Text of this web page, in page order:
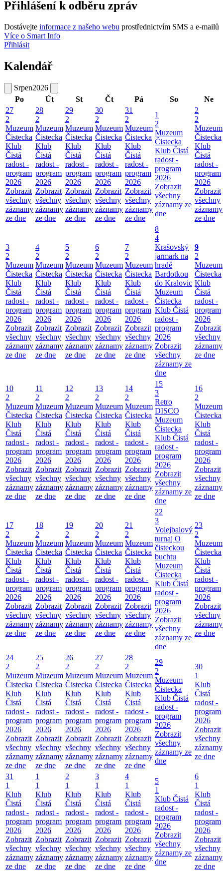
Přihlášení k odběru zpráv
Dostávejte informace z našeho webu prostřednictvím SMS a e-mailů
Více o Smart Info
Přihlásit
Kalendář
Srpen2026
Po
Út St Čt Pá So
Ne
27
2
Muzeum
Čistecka
Klub
Čistá
radost -
program
2026
Zobrazit
všechny
záznamy
ze dne
28
2
Muzeum
Čistecka
Klub
Čistá
radost -
program
2026
Zobrazit
všechny
záznamy
ze dne
29
2
Muzeum
Čistecka
Klub
Čistá
radost -
program
2026
Zobrazit
všechny
záznamy
ze dne
30
2
Muzeum
Čistecka
Klub
Čistá
radost -
program
2026
Zobrazit
všechny
záznamy
ze dne
31
2
Muzeum
Čistecka
Klub
Čistá
radost -
program
2026
Zobrazit
všechny
záznamy
ze dne
1
2
Muzeum
Čistecka
Klub Čistá
radost -
program
2026
Zobrazit
všechny
záznamy ze
dne
2
2
Muzeum
Čistecka
Klub
Čistá
radost -
program
2026
Zobrazit
všechny
záznamy
ze dne
3
2
Muzeum
Čistecka
Klub
Čistá
radost -
program
2026
Zobrazit
všechny
záznamy
ze dne
4
2
Muzeum
Čistecka
Klub
Čistá
radost -
program
2026
Zobrazit
všechny
záznamy
ze dne
5
2
Muzeum
Čistecka
Klub
Čistá
radost -
program
2026
Zobrazit
všechny
záznamy
ze dne
6
2
Muzeum
Čistecka
Klub
Čistá
radost -
program
2026
Zobrazit
všechny
záznamy
ze dne
7
2
Muzeum
Čistecka
Klub
Čistá
radost -
program
2026
Zobrazit
všechny
záznamy
ze dne
8
4
Krašovský
jarmark na
hradě
Bardotkou
do Kralovic
Muzeum
Čistecka
Klub Čistá
radost -
program
2026
Zobrazit
všechny
záznamy ze
dne
9
2
Muzeum
Čistecka
Klub
Čistá
radost -
program
2026
Zobrazit
všechny
záznamy
ze dne
10
2
Muzeum
Čistecka
Klub
Čistá
radost -
program
2026
Zobrazit
všechny
záznamy
ze dne
11
2
Muzeum
Čistecka
Klub
Čistá
radost -
program
2026
Zobrazit
všechny
záznamy
ze dne
12
2
Muzeum
Čistecka
Klub
Čistá
radost -
program
2026
Zobrazit
všechny
záznamy
ze dne
13
2
Muzeum
Čistecka
Klub
Čistá
radost -
program
2026
Zobrazit
všechny
záznamy
ze dne
14
2
Muzeum
Čistecka
Klub
Čistá
radost -
program
2026
Zobrazit
všechny
záznamy
ze dne
15
3
Retro
DISCO
Muzeum
Čistecka
Klub Čistá
radost -
program
2026
Zobrazit
všechny
záznamy ze
dne
16
2
Muzeum
Čistecka
Klub
Čistá
radost -
program
2026
Zobrazit
všechny
záznamy
ze dne
17
2
Muzeum
Čistecka
Klub
Čistá
radost -
program
2026
Zobrazit
všechny
záznamy
ze dne
18
2
Muzeum
Čistecka
Klub
Čistá
radost -
program
2026
Zobrazit
všechny
záznamy
ze dne
19
2
Muzeum
Čistecka
Klub
Čistá
radost -
program
2026
Zobrazit
všechny
záznamy
ze dne
20
2
Muzeum
Čistecka
Klub
Čistá
radost -
program
2026
Zobrazit
všechny
záznamy
ze dne
21
2
Muzeum
Čistecka
Klub
Čistá
radost -
program
2026
Zobrazit
všechny
záznamy
ze dne
22
3
Volejbalový
turnaj O
čisteckou
buchtu
Muzeum
Čistecka
Klub Čistá
radost -
program
2026
Zobrazit
všechny
záznamy ze
dne
23
2
Muzeum
Čistecka
Klub
Čistá
radost -
program
2026
Zobrazit
všechny
záznamy
ze dne
24
2
Muzeum
Čistecka
Klub
Čistá
radost -
program
2026
Zobrazit
všechny
záznamy
ze dne
25
2
Muzeum
Čistecka
Klub
Čistá
radost -
program
2026
Zobrazit
všechny
záznamy
ze dne
26
2
Muzeum
Čistecka
Klub
Čistá
radost -
program
2026
Zobrazit
všechny
záznamy
ze dne
27
2
Muzeum
Čistecka
Klub
Čistá
radost -
program
2026
Zobrazit
všechny
záznamy
ze dne
28
2
Muzeum
Čistecka
Klub
Čistá
radost -
program
2026
Zobrazit
všechny
záznamy
ze dne
29
2
Muzeum
Čistecka
Klub Čistá
radost -
program
2026
Zobrazit
všechny
záznamy ze
dne
30
1
Klub
Čistá
radost -
program
2026
Zobrazit
všechny
záznamy
ze dne
31
1
Klub
Čistá
radost -
program
2026
Zobrazit
všechny
záznamy
ze dne
1
1
Klub
Čistá
radost -
program
2026
Zobrazit
všechny
záznamy
ze dne
2
1
Klub
Čistá
radost -
program
2026
Zobrazit
všechny
záznamy
ze dne
3
1
Klub
Čistá
radost -
program
2026
Zobrazit
všechny
záznamy
ze dne
4
1
Klub
Čistá
radost -
program
2026
Zobrazit
všechny
záznamy
ze dne
5
1
Klub Čistá
radost -
program
2026
Zobrazit
všechny
záznamy ze
dne
6
1
Klub
Čistá
radost -
program
2026
Zobrazit
všechny
záznamy
ze dne